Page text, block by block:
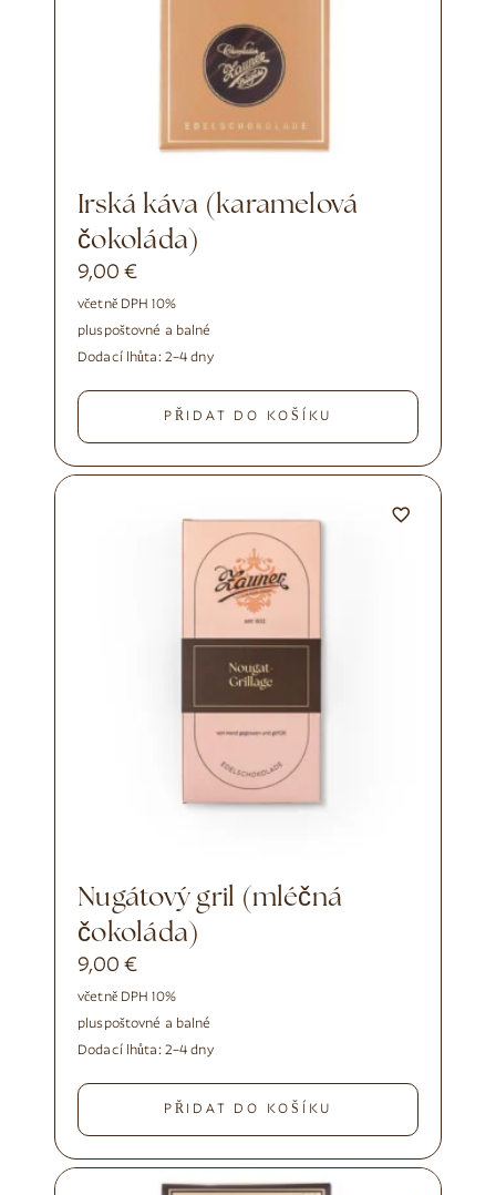
Irská káva (karamelová
čokoláda)
9,00€
včetně DPH 10%
pluspoštovné a balné
Dodací lhůta: 2–4 dny
PŘIDAT DO KOŠÍKU
Nugátový gril (mléčná
čokoláda)
9,00€
včetně DPH 10%
pluspoštovné a balné
Dodací lhůta: 2–4 dny
PŘIDAT DO KOŠÍKU